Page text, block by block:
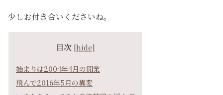
少しお付き合いくださいね。
目次 [hide]
始まりは2004年4月の開業
飛んで2016年5月の異変